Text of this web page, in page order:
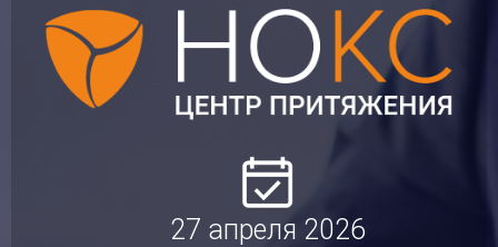
27 апреля 2026